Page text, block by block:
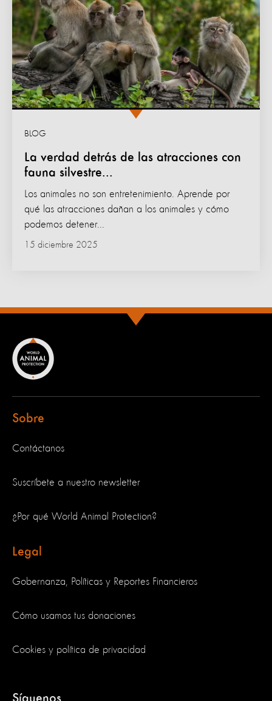
La verdad detrás de las atracciones con
fauna silvestre...
BLOG
15 diciembre 2025
Los animales no son entretenimiento. Aprende por
qué las atracciones dañan a los animales y cómo
podemos detener...
Sobre
Contáctanos
Suscríbete a nuestro newsletter
¿Por qué World Animal Protection?
Legal
Gobernanza, Políticas y Reportes Financieros
Cómo usamos tus donaciones
Cookies y política de privacidad